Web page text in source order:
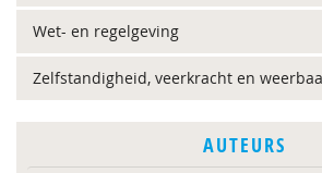
Wet- en regelgeving
Zelfstandigheid, veerkracht en
AUTEURS